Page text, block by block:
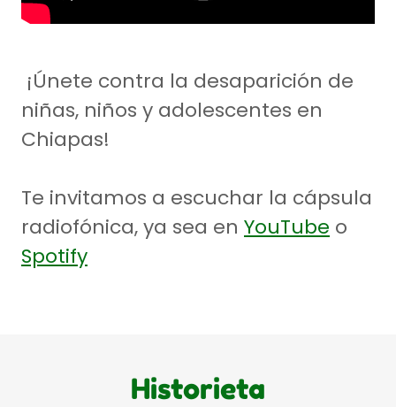
¡Únete contra la desaparición de
niñas, niños y adolescentes en
Chiapas!
Te invitamos a escuchar la cápsula
radiofónica, ya sea en YouTube o
Spotify
Historieta